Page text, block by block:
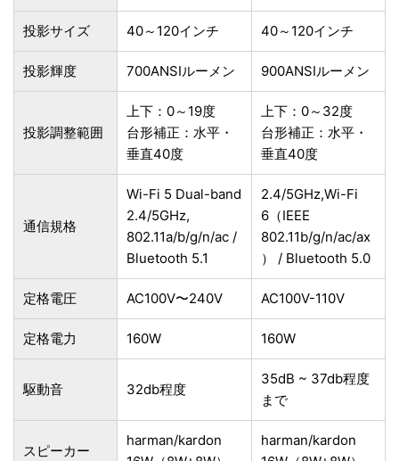
投影サイズ 40～120インチ 40～120インチ
投影輝度 700ANSIルーメン 900ANSIルーメン
投影調整範囲
上下：0～19度
台形補正：水平・
垂直40度
上下：0～32度
台形補正：水平・
垂直40度
通信規格
Wi-Fi 5 Dual-band
2.4/5GHz,
802.11a/b/g/n/ac /
Bluetooth 5.1
2.4/5GHz,Wi-Fi
6（IEEE
802.11b/g/n/ac/ax
） / Bluetooth 5.0
定格電圧 AC100V〜240V AC100V-110V
定格電力 160W 160W
駆動音 32db程度
35dB ~ 37db程度
まで
スピーカー
harman/kardon
harman/kardon